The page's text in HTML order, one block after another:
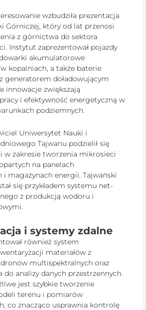
wzbudziła prezentacja
Górniczej, który od lat przenosi
z górnictwa do sektora
Instytut zaprezentował pojazdy
akumulatorowe
kopalniach, a także baterie
generatorem doładowującym
innowacje zwiększają
i efektywność energetyczną w
podziemnych.
Uniwersytet Nauki i
Tajwanu podzielił się
w zakresie tworzenia mikrosieci
na panelach
magazynach energii. Tajwański
się przykładem systemu net-
z produkcją wodoru i
i systemy zdalne
również system
materiałów z
multispektralnych oraz
analizy danych przestrzennych.
jest szybkie tworzenie
terenu i pomiarów
co znacząco usprawnia kontrolę